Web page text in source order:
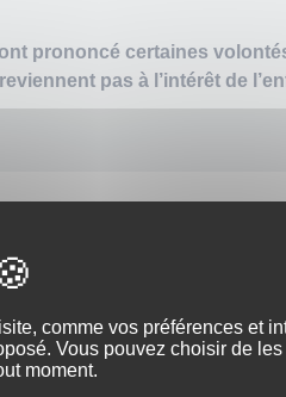
prononcé certaines
pas à l’intérêt de
un ou plusieurs tuteurs
du département, sans conseil
dans un testament ou par une
qui impacteront le patrimoine
tuteur sera nécessaire. Le
comme vos préférences et
Vous pouvez choisir de
moment.